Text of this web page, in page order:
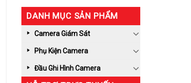
DANH MỤC SẢN PHẨM
Camera Giám Sát
Phụ Kiện Camera
Đầu Ghi Hình Camera